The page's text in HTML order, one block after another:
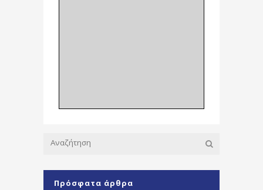
Πρόσφατα άρθρα